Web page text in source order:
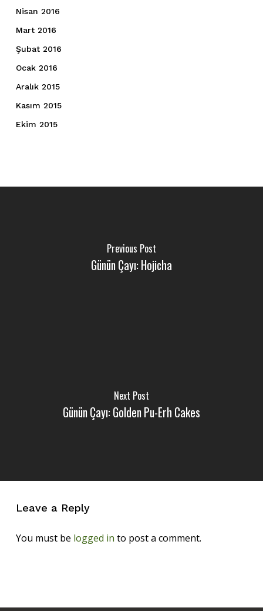
Nisan 2016
Mart 2016
Şubat 2016
Ocak 2016
Aralık 2015
Kasım 2015
Ekim 2015
Previous Post
Günün Çayı: Hojicha
Next Post
Günün Çayı: Golden Pu-Erh Cakes
Leave a Reply
You must be logged in to post a comment.